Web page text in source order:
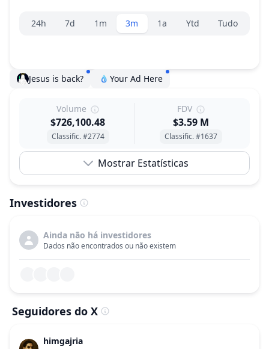
Seletor de faixa
24h 7d 1m 3m 1a Ytd Tudo
Jesus is back? Your Ad Here
Volume
$726,100.48
Classific. #2774
FDV
$3.59 M
Classific. #1637
Mostrar Estatísticas
Investidores
Ainda não há investidores
Dados não encontrados ou não existem
Seguidores do X
himgajria